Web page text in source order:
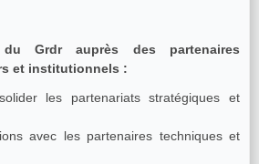
du Grdr auprès des partenaires
et institutionnels :
les partenariats stratégiques et
avec les partenaires techniques et